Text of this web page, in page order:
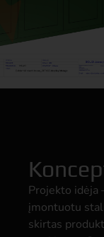
Projekto idėja
įmontuotu
skirtas